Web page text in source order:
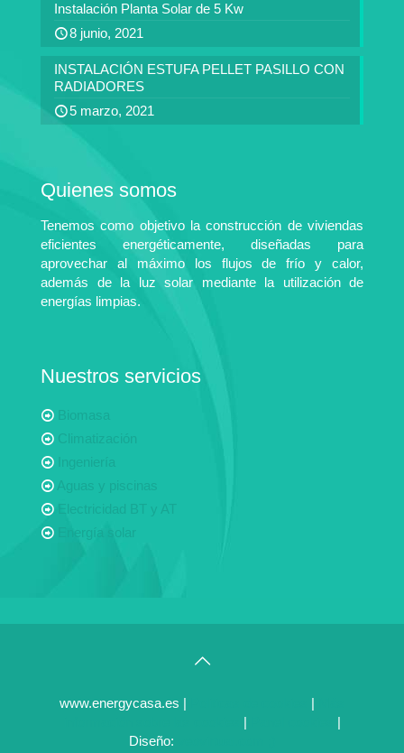
Instalación Planta Solar de 5 Kw
8 junio, 2021
INSTALACIÓN ESTUFA PELLET PASILLO CON
RADIADORES
5 marzo, 2021
Quienes somos
Tenemos como objetivo la construcción de viviendas
eficientes energéticamente, diseñadas para
aprovechar al máximo los flujos de frío y calor,
además de la luz solar mediante la utilización de
energías limpias.
Nuestros servicios
Electricidad BT y AT
Energía solar
www.energycasa.es | |
|
|
Diseño: